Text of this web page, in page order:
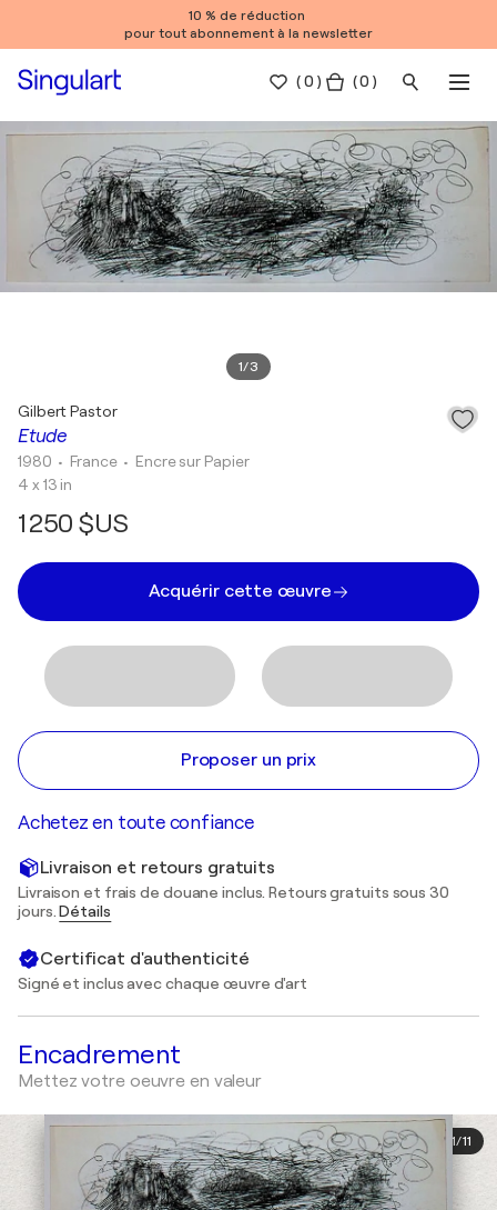
10 % de réduction
pour tout abonnement à la newsletter
(0 ) ( 0 )
1/3
Etude
Gilbert Pastor
1980 • France • Encre sur Papier
4 x 13 in
1 250 $US
Acquérir cette œuvre
Proposer un prix
Achetez en toute confiance
Livraison et retours gratuits
Livraison et frais de douane inclus. Retours gratuits sous 30
jours.Détails
Certificat d'authenticité
Signé et inclus avec chaque œuvre d'art
Encadrement
Mettez votre oeuvre en valeur
1/11